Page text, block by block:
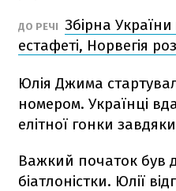
ДО РЕЧІ Збірна України
естафеті, Норвегія
Юлія Джима
номером. Українці
елітної гонки
Важкий початок був
біатлоністки. Юлії